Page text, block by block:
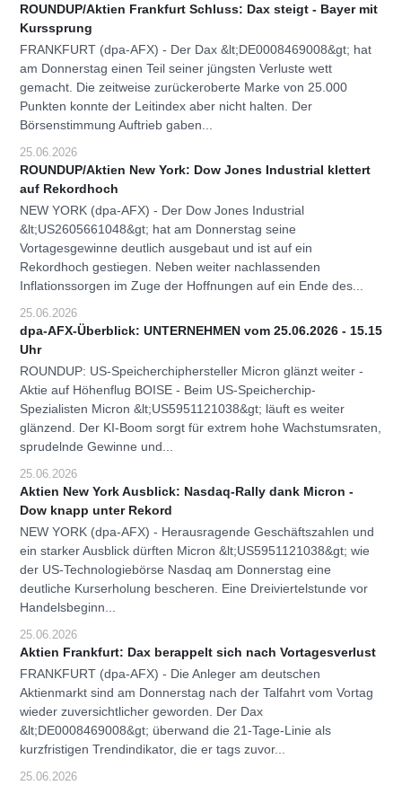
ROUNDUP/Aktien Frankfurt Schluss: Dax steigt - Bayer mit
Kurssprung
FRANKFURT (dpa-AFX) - Der Dax &lt;DE0008469008&gt; hat
am Donnerstag einen Teil seiner jüngsten Verluste wett
gemacht. Die zeitweise zurückeroberte Marke von 25.000
Punkten konnte der Leitindex aber nicht halten. Der
Börsenstimmung Auftrieb gaben...
25.06.2026
ROUNDUP/Aktien New York: Dow Jones Industrial klettert
auf Rekordhoch
NEW YORK (dpa-AFX) - Der Dow Jones Industrial
&lt;US2605661048&gt; hat am Donnerstag seine
Vortagesgewinne deutlich ausgebaut und ist auf ein
Rekordhoch gestiegen. Neben weiter nachlassenden
Inflationssorgen im Zuge der Hoffnungen auf ein Ende des...
25.06.2026
dpa-AFX-Überblick: UNTERNEHMEN vom 25.06.2026 - 15.15
Uhr
ROUNDUP: US-Speicherchiphersteller Micron glänzt weiter -
Aktie auf Höhenflug BOISE - Beim US-Speicherchip-
Spezialisten Micron &lt;US5951121038&gt; läuft es weiter
glänzend. Der KI-Boom sorgt für extrem hohe Wachstumsraten,
sprudelnde Gewinne und...
25.06.2026
Aktien New York Ausblick: Nasdaq-Rally dank Micron -
Dow knapp unter Rekord
NEW YORK (dpa-AFX) - Herausragende Geschäftszahlen und
ein starker Ausblick dürften Micron &lt;US5951121038&gt; wie
der US-Technologiebörse Nasdaq am Donnerstag eine
deutliche Kurserholung bescheren. Eine Dreiviertelstunde vor
Handelsbeginn...
25.06.2026
Aktien Frankfurt: Dax berappelt sich nach Vortagesverlust
FRANKFURT (dpa-AFX) - Die Anleger am deutschen
Aktienmarkt sind am Donnerstag nach der Talfahrt vom Vortag
wieder zuversichtlicher geworden. Der Dax
&lt;DE0008469008&gt; überwand die 21-Tage-Linie als
kurzfristigen Trendindikator, die er tags zuvor...
25.06.2026